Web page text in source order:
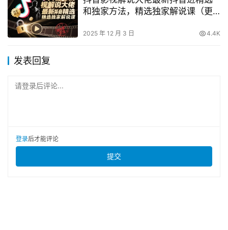
和独家方法，精选独家解说课（更
2025 年 12 月 3 日 4.4K
发表回复
请登录后评论...
登录后才能评论
提交